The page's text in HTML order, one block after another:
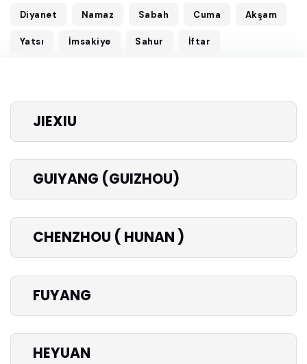
Diyanet Namaz Sabah Cuma Akşam
Yatsı İmsakiye Sahur İftar
JIEXIU
GUIYANG (GUIZHOU)
CHENZHOU ( HUNAN )
FUYANG
HEYUAN